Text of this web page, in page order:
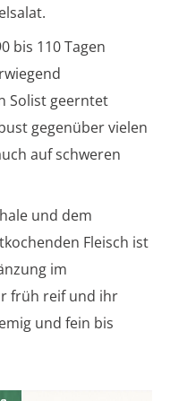
bis 110 Tagen
Solist geerntet
gegenüber vielen
auf schweren
und dem
Fleisch ist
im
früh reif und ihr
und fein bis